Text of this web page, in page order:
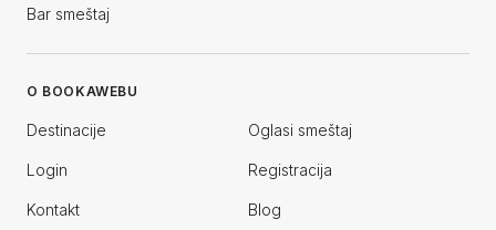
Bar smeštaj
O BOOKAWEBU
Destinacije Oglasi smeštaj
Login Registracija
Kontakt Blog